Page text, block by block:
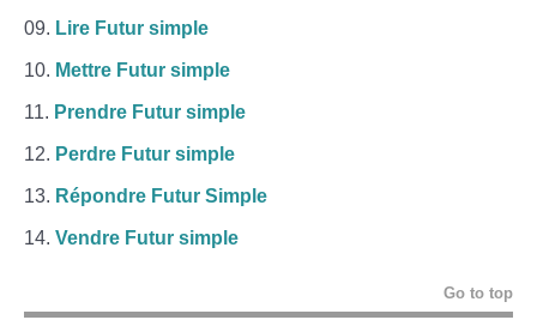
Lire Futur simple
Mettre Futur simple
Prendre Futur simple
Perdre Futur simple
Répondre Futur Simple
Vendre Futur simple
Go to top